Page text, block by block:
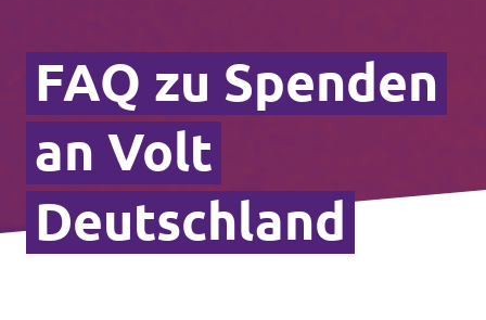
FAQ zu Spenden
an Volt
Deutschland